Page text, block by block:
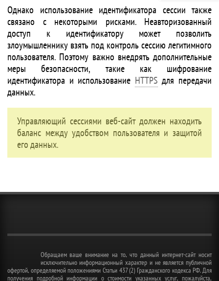
Однако использование идентификатора сессии также
связано с некоторыми рисками. Неавторизованный
доступ к идентификатору может позволить
злоумышленнику взять под контроль сессию легитимного
пользователя. Поэтому важно внедрять дополнительные
меры безопасности, такие как шифрование
идентификатора и использование HTTPS для передачи
данных.
Управляющий сессиями веб-сайт должен находить
баланс между удобством пользователя и защитой
его данных.
Обращаем ваше внимание на то, что данный интернет-сайт носит
исключительно информационный характер и не является публичной
офертой, определяемой положениями Статьи 437 (2) Гражданского кодекса РФ. Для
получения подробной информации о стоимости указанных услуг, пожалуйста,